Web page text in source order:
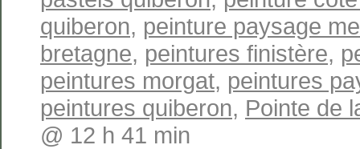
quiberon, peinture paysage
bretagne, peintures finistère,
peintures morgat, peintures
peintures quiberon, Pointe de
@ 12 h 41 min